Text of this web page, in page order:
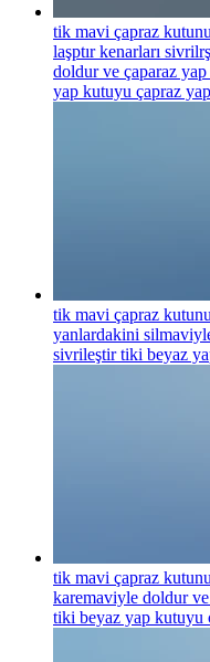
tik mavi çapraz
laşptır kenarları
doldur ve çaparaz
yap kutuyu çapraz yap
tik mavi çapraz
yanlardakini
sivrileştir tiki beyaz
tik mavi çapraz
karemaviyle doldur
tiki beyaz yap kutuyu